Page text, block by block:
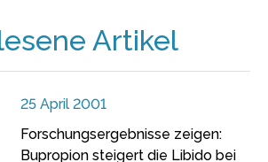
Artikel
25 April 2001
Forschungsergebnisse zeigen:
Bupropion steigert die Libido bei